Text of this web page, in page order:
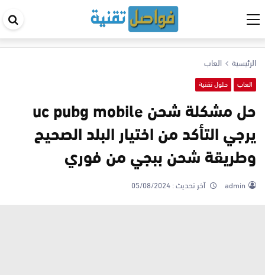
الرئيسية العاب
العاب حلول تقنية
حل مشكلة شحن uc pubg mobile
يرجي التأكد من اختيار البلد الصحيح
وطريقة شحن ببجي من فوري
admin آخر تحديث :05/08/2024